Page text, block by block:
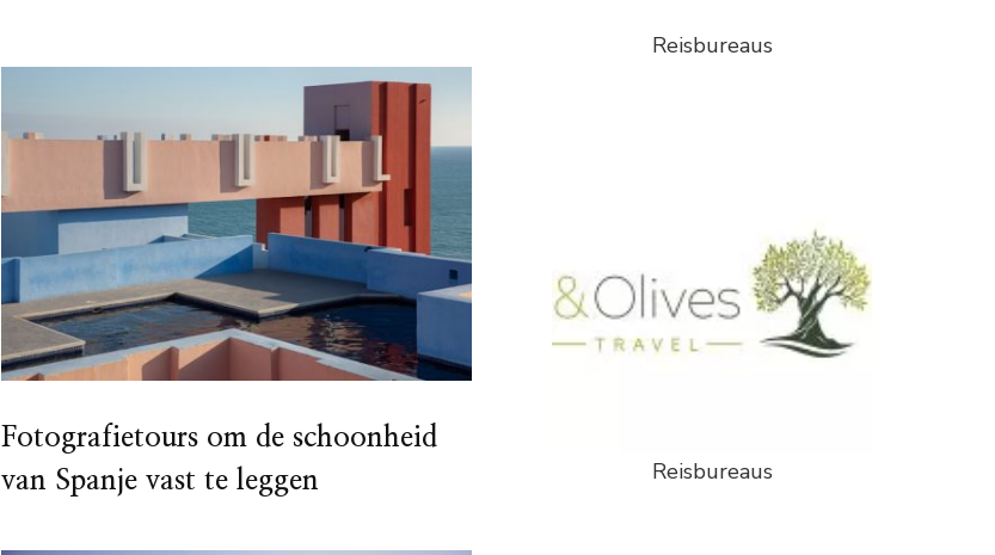
Fotografietours om de schoonheid
van Spanje vast te leggen
Reisbureaus
Reisbureaus